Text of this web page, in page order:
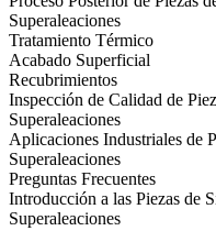
Superaleaciones
Tratamiento Térmico
Acabado Superficial
Recubrimientos
Inspección de Calidad de
Superaleaciones
Aplicaciones Industriales de
Superaleaciones
Preguntas Frecuentes
Introducción a las Piezas de
Superaleaciones